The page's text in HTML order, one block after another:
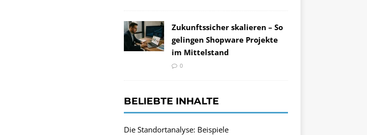
Zukunftssicher skalieren – So
gelingen Shopware Projekte
im Mittelstand
0
BELIEBTE INHALTE
Die Standortanalyse: Beispiele